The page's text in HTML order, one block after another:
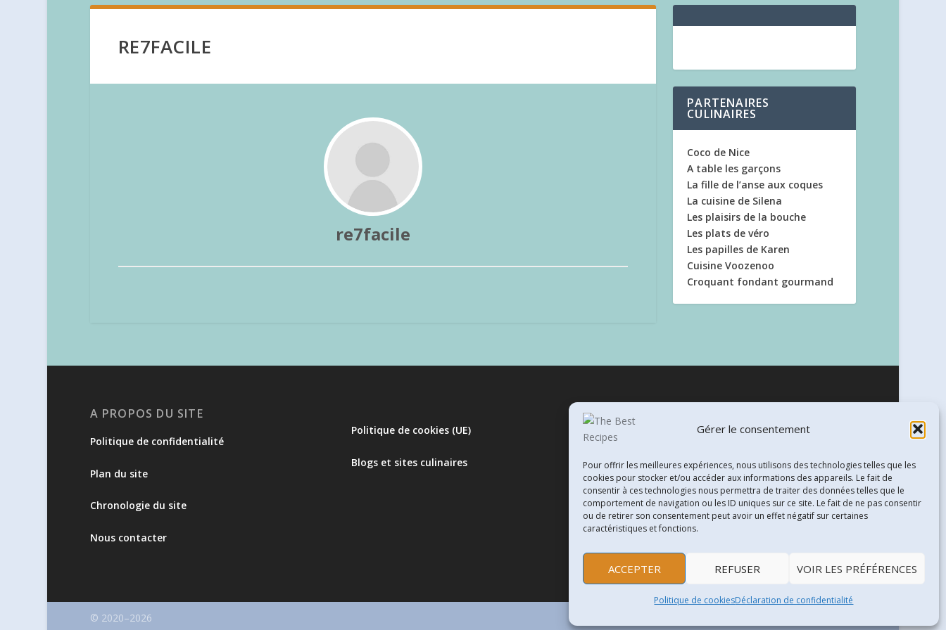
Gérer le consentement
Pour offrir les meilleures expériences, nous utilisons des technologies telles que les
cookies pour stocker et/ou accéder aux informations des appareils. Le fait de
consentir à ces technologies nous permettra de traiter des données telles que le
comportement de navigation ou les ID uniques sur ce site. Le fait de ne pas consentir
ou de retirer son consentement peut avoir un effet négatif sur certaines
caractéristiques et fonctions.
ACCEPTER REFUSER VOIR LES PRÉFÉRENCES
Politique de cookiesDéclaration de confidentialité
RE7FACILE
re7facile
PARTENAIRES
CULINAIRES
Coco de Nice
A table les garçons
La fille de l’anse aux coques
La cuisine de Silena
Les plaisirs de la bouche
Les plats de véro
Les papilles de Karen
Cuisine Voozenoo
Croquant fondant gourmand
A PROPOS DU SITE
Politique de confidentialité
Plan du site
Chronologie du site
Nous contacter
Politique de cookies (UE)
Blogs et sites culinaires
© 2020–2026